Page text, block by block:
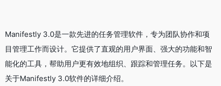
Manifestly 3.0是一款先进的任务管理软件，专为团队协作和项
目管理工作而设计。它提供了直观的用户界面、强大的功能和智
能化的工具，帮助用户更有效地组织、跟踪和管理任务。以下是
关于Manifestly 3.0软件的详细介绍。